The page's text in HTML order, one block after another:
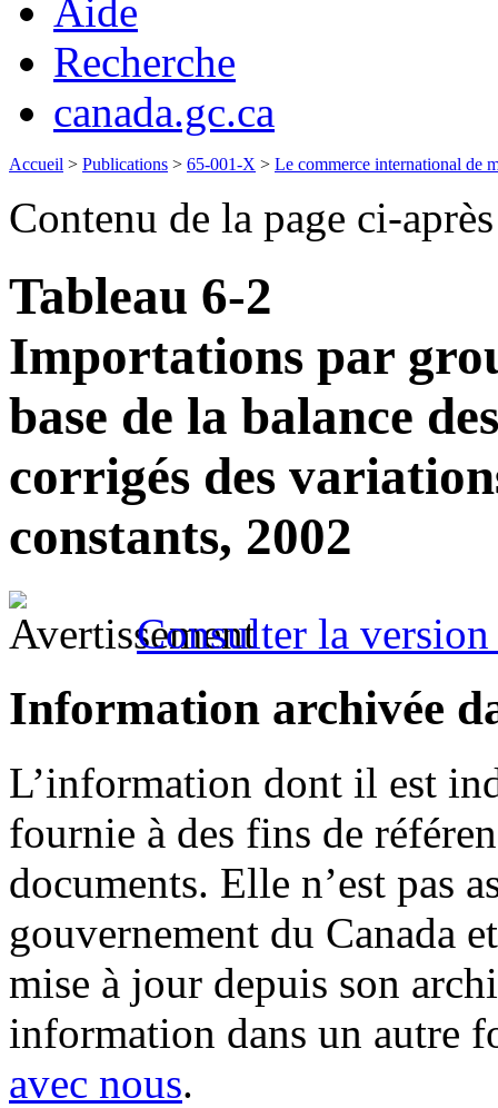
Aide
Recherche
canada.gc.ca
Accueil > Publications > 65-001-X > Le commerce international de
Contenu de la page ci-après
Tableau 6-2
Importations par
base de la balance
corrigés des
constants, 2002
Consulter la
Information archivée
L’information dont il est
fournie à des fins de
documents. Elle n’est pas
gouvernement du Canada
mise à jour depuis son
information dans un autre
avec nous.